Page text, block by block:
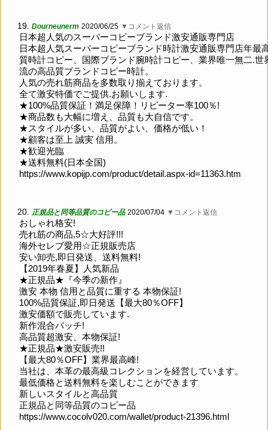
19. Dourneunerm 2020/06/25 ▼コメント返信
日本超人気のスーパーコピーブランド激安通販専門店
日本超人気スーパーコピーブランド時計激安通販専門店年最
質時計コピー、国際ブランド腕時計コピー、業界唯一無二.世
流の高品質ブランドコピー時計。
人気の売れ筋商品を多数取り揃えております。
全て激安特価でご提供.お願いします.
★100%品質保証！満足保障！リピーター率100％!
★商品数も大幅に増え、品質も大自信です。
★スタイルが多い、品質がよい、価格が低い！
★顧客は至上 誠実 信用。
★歓迎光臨
★送料無料(日本全国)
https://www.kopijp.com/product/detail.aspx-id=11363.htm
20. 正規品と同等品質のコピー品 2020/07/04 ▼コメント返信
おしゃれ格安!
売れ筋の商品,5☆大好評!!!
海外セレブ愛用☆正規販売店
安い卸売,即日発送、送料無料!
【2019年春夏】人気新品
★正規品★『今季の新作』
激安 本物 信用と品質に重する 本物保証!
100%品質保証,即日発送【最大80％OFF】
激安価額で販売しています.
新作混合バッチ!
高品質超激安、本物保証!
★正規品★激安販売!!
【最大80％OFF】業界最高峰!
当社は、本革の最高級コレクションを経営しています。
最低価格と送料無料を楽しむことができます
新しいスタイルと高品質
正規品と同等品質のコピー品
https://www.cocolv020.com/wallet/product-21396.html